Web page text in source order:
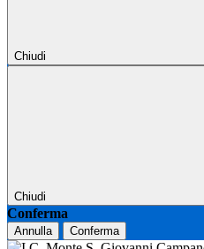
Chiudi
Chiudi
Conferma
Annulla Conferma